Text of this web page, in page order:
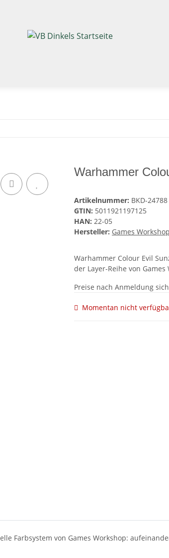
Warhammer
Artikelnummer: BKD-24788
GTIN: 5011921197125
HAN: 22-05
Hersteller: Games Workshop
Warhammer Colour Evil
der Layer-Reihe von
Preise nach Anmeldung
Momentan nicht
Farbsystem von Games Workshop: